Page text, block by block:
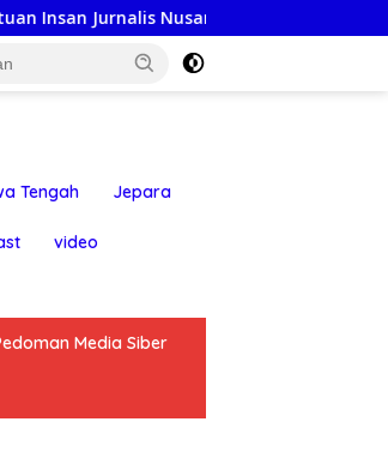
Hari Jadi Kabupaten Blitar ke-702
Tengah Jepara
video
Media Siber